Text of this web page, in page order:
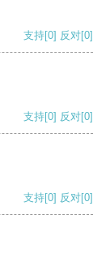
支持[0] 反对[0]
支持[0] 反对[0]
支持[0] 反对[0]